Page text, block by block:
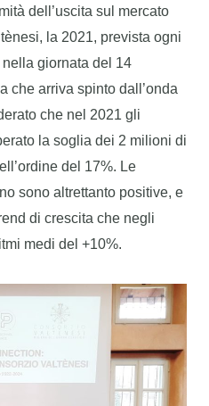
dell’uscita sul mercato
la 2021, prevista ogni
giornata del 14
che arriva spinto dall’onda
che nel 2021 gli
la soglia dei 2 milioni di
del 17%. Le
sono altrettanto positive, e
di crescita che negli
medi del +10%.